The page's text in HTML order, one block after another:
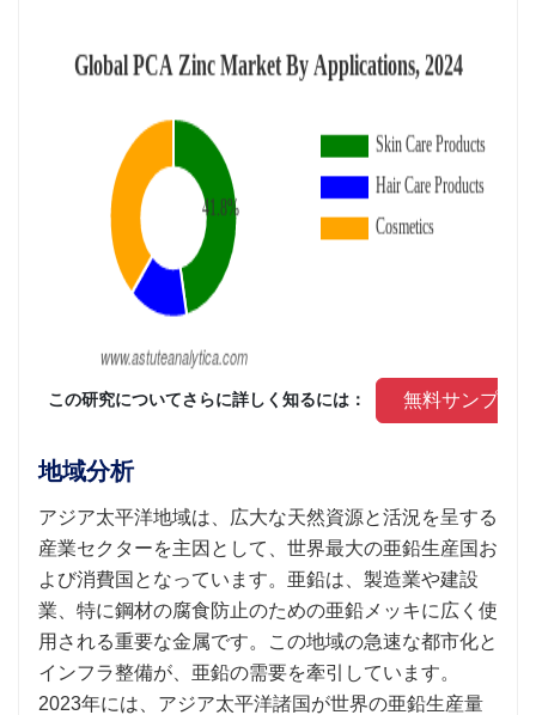
この研究についてさらに詳しく知るには： 無料サンプル
地域分析
アジア太平洋地域は、広大な天然資源と活況を呈する
産業セクターを主因として、世界最大の亜鉛生産国お
よび消費国となっています。亜鉛は、製造業や建設
業、特に鋼材の腐食防止のための亜鉛メッキに広く使
用される重要な金属です。この地域の急速な都市化と
インフラ整備が、亜鉛の需要を牽引しています。
2023年には、アジア太平洋諸国が世界の亜鉛生産量